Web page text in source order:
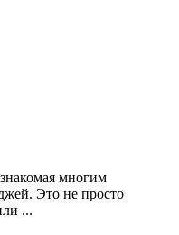
многим
Это не просто
...